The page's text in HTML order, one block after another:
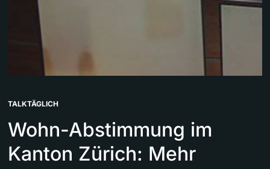
TALKTÄGLICH
Wohn-Abstimmung im
Kanton Zürich: Mehr